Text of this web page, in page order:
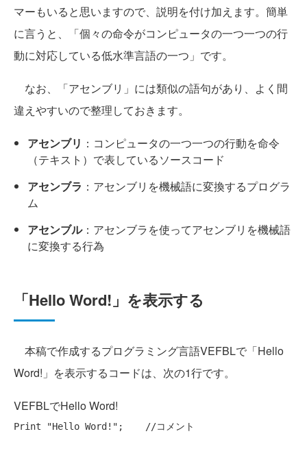
マーもいると思いますので、説明を付け加えます。簡単
に言うと、「個々の命令がコンピュータの一つ一つの行
動に対応している低水準言語の一つ」です。
なお、「アセンブリ」には類似の語句があり、よく間
違えやすいので整理しておきます。
アセンブリ ：コンピュータの一つ一つの行動を命令
（テキスト）で表しているソースコード
アセンブラ ：アセンブリを機械語に変換するプログラ
ム
アセンブル：アセンブラを使ってアセンブリを機械語
に変換する行為
「Hello Word!」を表示する
本稿で作成するプログラミング言語VEFBLで「Hello
Word!」を表示するコードは、次の1行です。
VEFBLでHello Word!